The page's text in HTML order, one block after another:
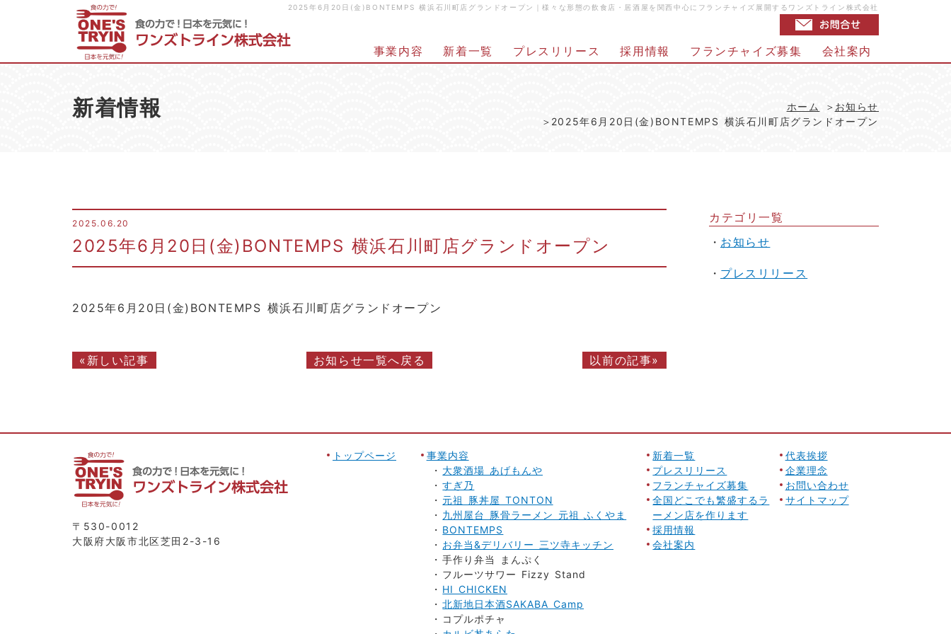
2025年6月20日(金)BONTEMPS 横浜石川町店グランドオープン｜様々な形態の飲食店・居酒屋を関西中心にフランチャイズ展開するワンズトライン株式会社
事業内容 新着一覧 プレスリリース 採用情報 フランチャイズ募集 会社案内
新着情報 ホーム
お知らせ
2025年6月20日(金)BONTEMPS 横浜石川町店グランドオープン
2025.06.20
2025年6月20日(金)BONTEMPS 横浜石川町店グランドオープン
2025年6月20日(金)BONTEMPS 横浜石川町店グランドオープン
«新しい記事 お知らせ一覧へ戻る 以前の記事»
カテゴリ一覧
お知らせ
プレスリリース
〒530-0012
大阪府大阪市北区芝田2-3-16
トップページ
事業内容
大衆酒場 あげもんや
すぎ乃
元祖 豚丼屋 TONTON
九州屋台 豚骨ラーメン 元祖 ふくやま
BONTEMPS
お弁当&デリバリー 三ツ寺キッチン
手作り弁当 まんぷく
フルーツサワー Fizzy Stand
HI CHICKEN
北新地日本酒SAKABA Camp
コプルポチャ
新着一覧
プレスリリース
フランチャイズ募集
全国どこでも繁盛するラ
ーメン店を作ります
採用情報
会社案内
代表挨拶
企業理念
お問い合わせ
サイトマップ